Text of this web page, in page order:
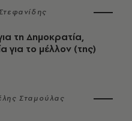
τη Δημοκρατία,
για το μέλλον (της)
Σταμούλας